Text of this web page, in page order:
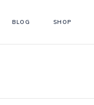
BLOG SHOP